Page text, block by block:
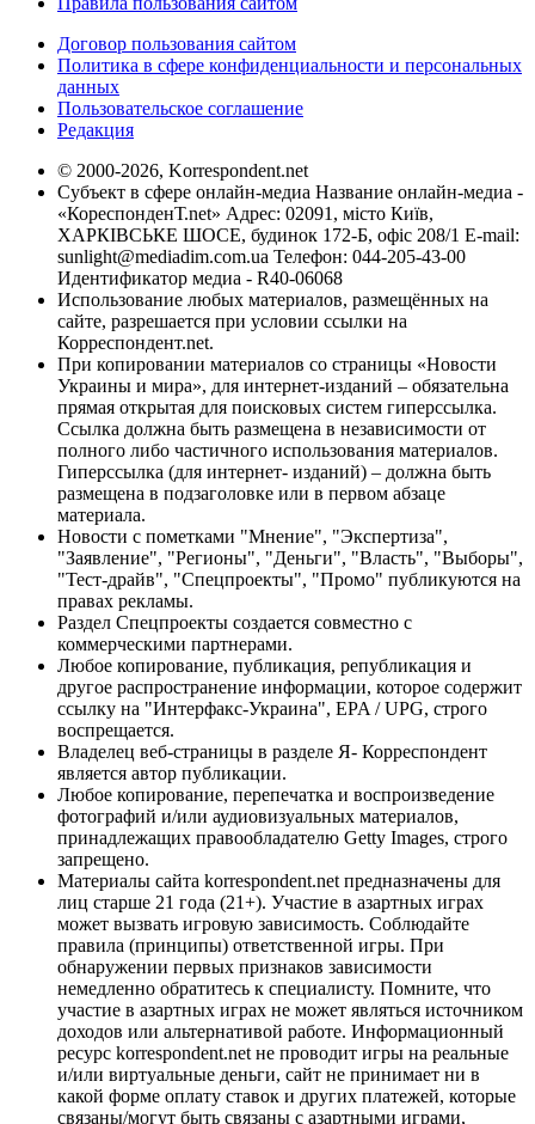
Договор пользования сайтом
Политика в сфере конфиденциальности и персональных
данных
Пользовательское соглашение
Редакция
© 2000-2026, Korrespondent.net
Субъект в сфере онлайн-медиа Название онлайн-медиа -
«КореспонденТ.net» Адрес: 02091, місто Київ,
ХАРКІВСЬКЕ ШОСЕ, будинок 172-Б, офіс 208/1 E-mail:
sunlight@mediadim.com.ua Телефон: 044-205-43-00
Идентификатор медиа - R40-06068
Использование любых материалов, размещённых на
сайте, разрешается при условии ссылки на
Корреспондент.net.
При копировании материалов со страницы «Новости
Украины и мира», для интернет-изданий – обязательна
прямая открытая для поисковых систем гиперссылка.
Ссылка должна быть размещена в независимости от
полного либо частичного использования материалов.
Гиперссылка (для интернет- изданий) – должна быть
размещена в подзаголовке или в первом абзаце
материала.
Новости с пометками "Мнение", "Экспертиза",
"Заявление", "Регионы", "Деньги", "Власть", "Выборы",
"Тест-драйв", "Спецпроекты", "Промо" публикуются на
правах рекламы.
Раздел Спецпроекты создается совместно с
коммерческими партнерами.
Любое копирование, публикация, републикация и
другое распространение информации, которое содержит
ссылку на "Интерфакс-Украина", EPA / UPG, строго
воспрещается.
Владелец веб-страницы в разделе Я- Корреспондент
является автор публикации.
Любое копирование, перепечатка и воспроизведение
фотографий и/или аудиовизуальных материалов,
принадлежащих правообладателю Getty Images, строго
запрещено.
Материалы сайта korrespondent.net предназначены для
лиц старше 21 года (21+). Участие в азартных играх
может вызвать игровую зависимость. Соблюдайте
правила (принципы) ответственной игры. При
обнаружении первых признаков зависимости
немедленно обратитесь к специалисту. Помните, что
участие в азартных играх не может являться источником
доходов или альтернативой работе. Информационный
ресурс korrespondent.net не проводит игры на реальные
и/или виртуальные деньги, сайт не принимает ни в
какой форме оплату ставок и других платежей, которые
связаны/могут быть связаны с азартными играми,